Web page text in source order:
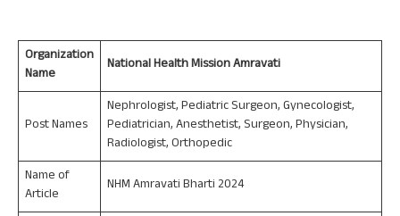
Organization
Name
National Health Mission Amravati
Post Names
Nephrologist, Pediatric Surgeon, Gynecologist,
Pediatrician, Anesthetist, Surgeon, Physician,
Radiologist, Orthopedic
Name of
Article
NHM Amravati Bharti 2024